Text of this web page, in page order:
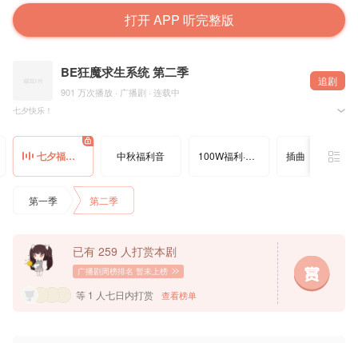
打开 APP 听完整版
BE狂魔求生系统 第二季
901 万次播放 · 广播剧 · 连载中
追剧
七夕快乐！
▷配音组
夏知许：张福正@歪歪福正了
▷制作组
宣传：酉月
字幕：OCIR·字幕组
七夕福利音 中秋福利音 100W福利·黑芝麻汤圆 插曲《量子纠缠》初拥版
第一季 第二季
已有 259 人打赏本剧
广播剧周榜排名 暂未上榜
等 1 人七日内打赏 查看榜单